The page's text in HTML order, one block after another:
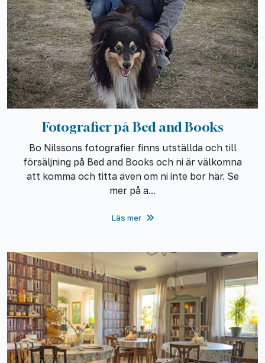
Fotografier på Bed and Books
Bo Nilssons fotografier finns utställda och till
försäljning på Bed and Books och ni är välkomna
att komma och titta även om ni inte bor här. Se
mer på a...
Läs mer